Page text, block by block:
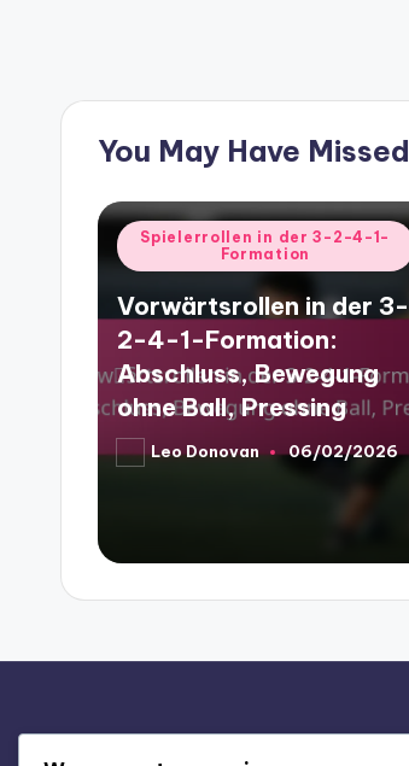
pagination
You May Have Missed
Posted
in
Spielerrollen in der 3-2-4-1-
Formation
Vorwärtsrollen in der 3-
2-4-1-Formation:
Abschluss, Bewegung
ohne Ball, Pressing
PostedLeo Donovan 06/02/2026